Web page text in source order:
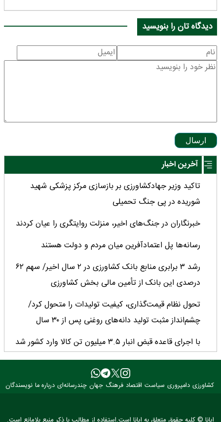
دیدگاه تان را بنویسید
ارسال
آخرین اخبار
تاکید وزیر جهادکشاورزی بر بازسازی مرکز پزشکی شهید
شوریده در پی جنگ تحمیلی
خبرنگاران در جنگ‌های اخیر، منزلت روایتگری را عیان کردند
رسانه‌ها پل اعتمادآفرین میان مردم و دولت هستند
رشد ۳ برابری منابع بانک کشاورزی در ۲ سال اخیر/ سهم ۶۲
درصدی این بانک از تأمین مالی بخش کشاورزی
تحول نظام قیمت‌گذاری، کیفیت تولیدات را متحول کرد/
چشم‌انداز مثبت تولید دانه‌های روغنی پس از ۳۰ سال
با اجرای قاعده قبض انبار ۳.۵ میلیون تن کالا وارد کشور شد
میانگین عملکرد غلات ایران ۲.۷ تن در هکتار؛ فاصله معنادار با
کشورهای پیشروکشاورزی دامپروری سیاست اقتصاد فرهنگ جهان چندرسانه‌ای درباره ما نویسندگان